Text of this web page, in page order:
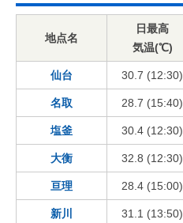
地点名
日最高
気温(℃)
仙台 30.7 (12:30)
名取 28.7 (15:40)
塩釜 30.4 (12:30)
大衡 32.8 (12:30)
亘理 28.4 (15:00)
新川 31.1 (13:50)